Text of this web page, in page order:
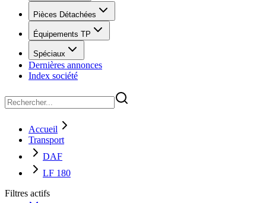
Pièces Détachées
Équipements TP
Spéciaux
Dernières annonces
Index société
Accueil
Transport
DAF
LF 180
Filtres actifs